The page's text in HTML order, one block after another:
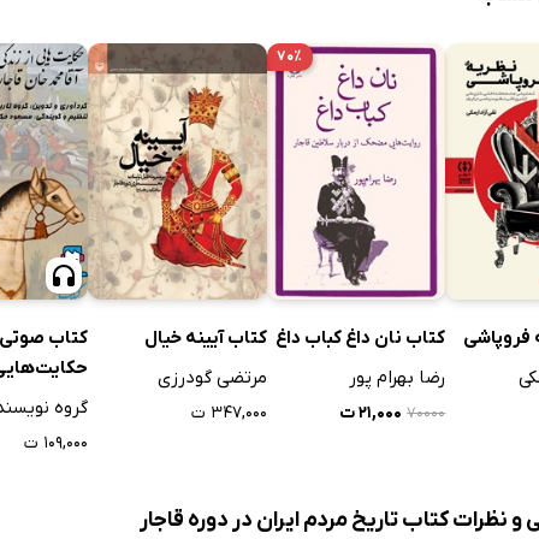
محمدمیرزا به هرات و مرگ عباس‌میرزا
از ایران
امتیازات به بیگانگان
امیرکبیر
جدید دارالفنون
فروپاشی
۷۰٪
کتاب نان داغ کباب داغ
رضا بهرام پور
۷۰۰۰۰ ۲۱,۰۰۰ ت
کتاب آیینه خیال
مرتضی گودرزی
۳۴۷,۰۰۰ ت
کتاب صوتی
آقا
گروه
۱۰۹,۰۰۰ ت
و نظرات کتاب تاریخ مردم ایران در دوره قاجار